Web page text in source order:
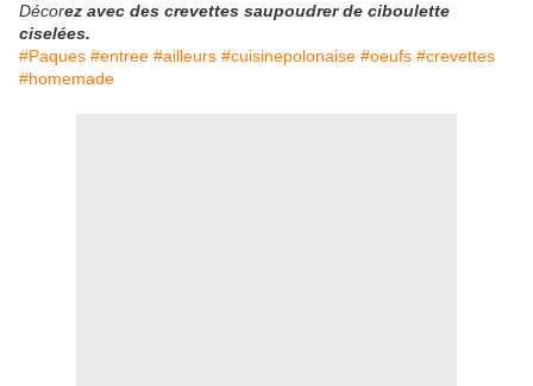
Décorez avec des crevettes saupoudrer de ciboulette
ciselées.
#Paques #entree #ailleurs #cuisinepolonaise #oeufs #crevettes
#homemade